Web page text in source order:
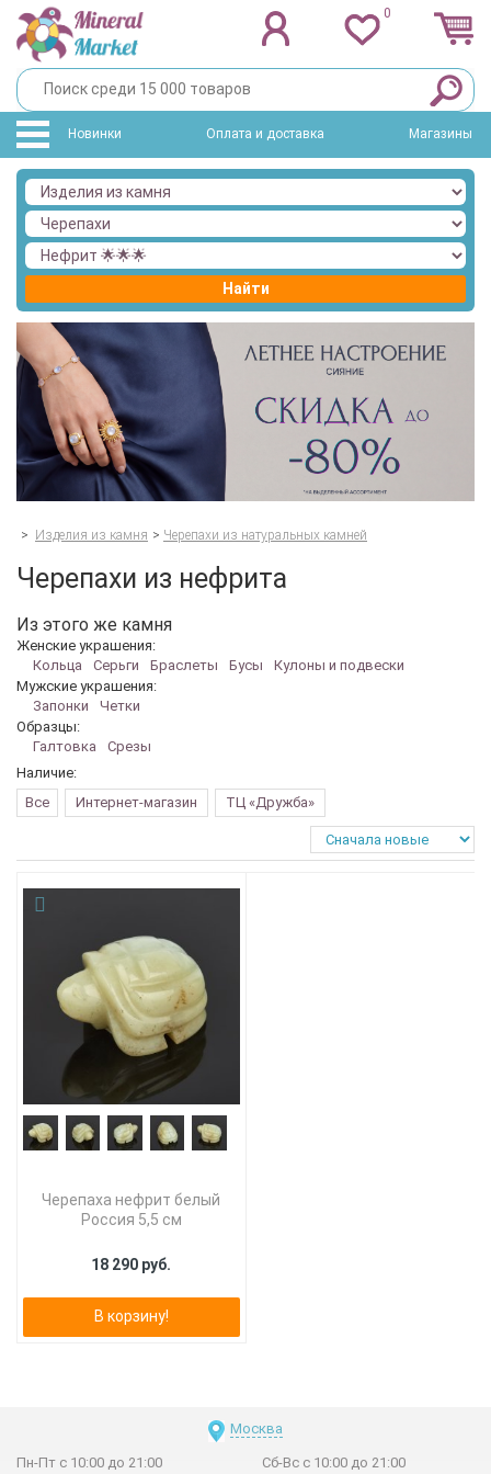
0
Новинки Оплата и доставка Магазины
Найти
> Изделия из камня > Черепахи из натуральных камней
Черепахи из нефрита
Из этого же камня
Женские украшения:
Кольца
Серьги Браслеты Бусы
Кулоны и подвески
Мужские украшения:
Запонки
Четки
Образцы:
Галтовка
Срезы
Наличие:
Все
Интернет-магазин ТЦ «Дружба»
Черепаха нефрит белый
Россия 5,5 см
18 290 руб.
В корзину!
Москва
Пн-Пт с 10:00 до 21:00 Сб-Вс с 10:00 до 21:00